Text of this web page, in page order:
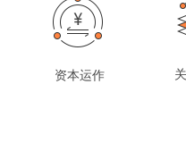
资本运作